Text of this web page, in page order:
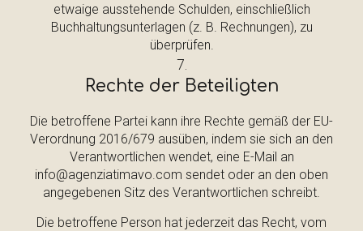
etwaige ausstehende Schulden, einschließlich
Buchhaltungsunterlagen (z. B. Rechnungen), zu
überprüfen.
Rechte der Beteiligten
Die betroffene Partei kann ihre Rechte gemäß der EU-
Verordnung 2016/679 ausüben, indem sie sich an den
Verantwortlichen wendet, eine E-Mail an
info@agenziatimavo.com sendet oder an den oben
angegebenen Sitz des Verantwortlichen schreibt.
Die betroffene Person hat jederzeit das Recht, vom